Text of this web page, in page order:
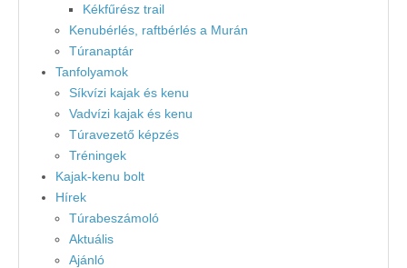
Kékfűrész trail
Kenubérlés, raftbérlés a Murán
Túranaptár
Tanfolyamok
Síkvízi kajak és kenu
Vadvízi kajak és kenu
Túravezető képzés
Tréningek
Kajak-kenu bolt
Hírek
Túrabeszámoló
Aktuális
Ajánló